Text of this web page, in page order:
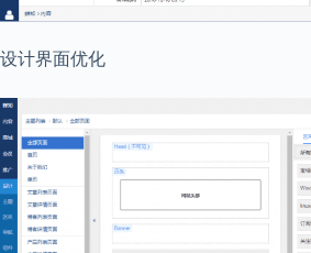
设计界面优化